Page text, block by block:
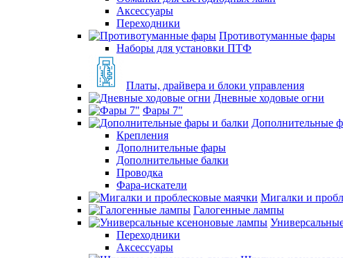
Аксессуары
Переходники
Противотуманные фары
Наборы для установки ПТФ
Платы, драйвера и блоки управления
Дневные ходовые огни
Фары 7"
Дополнительные
Крепления
Дополнительные фары
Дополнительные балки
Проводка
Фара-искатели
Мигалки и
Галогенные лампы
Переходники
Аксессуары